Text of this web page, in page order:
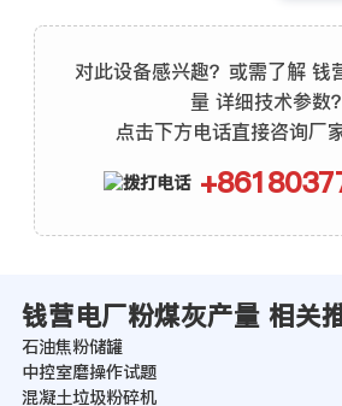
对此设备感兴趣？或需了解 钱
量 详细技术参数？
点击下方电话直接咨询厂
钱营电厂粉煤灰产量 相关
石油焦粉储罐
中控室磨操作试题
混凝土垃圾粉碎机